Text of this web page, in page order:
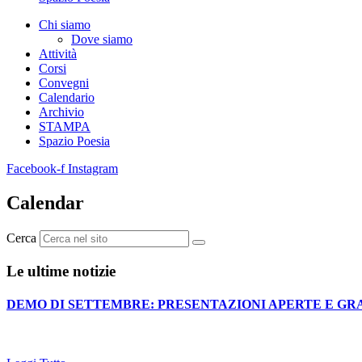
Chi siamo
Dove siamo
Attività
Corsi
Convegni
Calendario
Archivio
STAMPA
Spazio Poesia
Facebook-f Instagram
Calendar
Cerca
Le ultime notizie
DEMO DI SETTEMBRE: PRESENTAZIONI APERTE E